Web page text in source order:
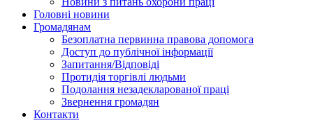
Головні новини
Громадянам
Безоплатна первинна правова допомога
Доступ до публічної інформації
Запитання/Відповіді
Протидія торгівлі людьми
Подолання незадекларованої праці
Звернення громадян
Контакти